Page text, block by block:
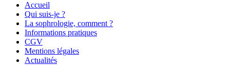
Accueil
Qui suis-je ?
La sophrologie, comment ?
Informations pratiques
CGV
Mentions légales
Actualités